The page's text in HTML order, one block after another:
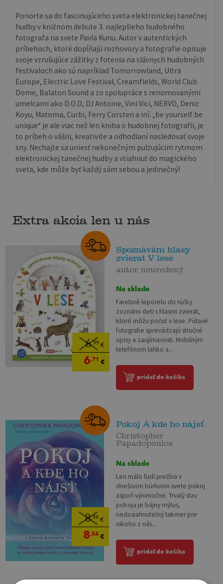
Ponorte sa do fascinujúceho sveta elektronickej tanečnej
hudby v knižnom debute 3. najlepšieho hudobného
fotografa na svete Pavla Kunu. Autor v autentických
príbehoch, ktoré dopĺňajú rozhovory a fotografie opisuje
svoje vzrušujúce zážitky z fotenia na slávnych hudobných
festivaloch ako sú napríklad Tomorrowland, Ultra
Europe, Electric Love Festival, Creamfields, World Club
Dome, Balaton Sound a zo spolupráce s renomovanými
umelcami ako D.O.D, DJ Antoine, Vini Vici, NERVO, Deniz
Koyu, Matoma, Curbi, Ferry Corsten a iní. „be yourself be
unique“ je ale viac než len kniha o hudobnej fotografii, je
to príbeh o vášni, kreativite a odhodlaní nasledovať svoje
sny. Nechajte sa uniesť nekonečným pulzujúcim rytmom
elektronickej tanečnej hudby a vtiahnuť do magického
sveta, kde môže byť každý sám sebou a jedinečný!
Extra akcia len u nás
6,99 €
6,71 €
Spoznávám hlasy
zvierat V lese
autor neuvedený
Na sklade
Farebné leporelo do rúčky
zoznámi deti s hlasmi zvierat,
ktoré môžu počuť v lese. Pútavé
fotografie sprevádzajú stručné
opisy a zaujímavosti. Mobilným
telefónom lahko a...
pridať do košíka
8,99 €
8,54€
Pokoj A kde ho nájsť
Christopher
Papadopoulos
Na sklade
Len málo ľudí prežíva v
dnešnom búrlivom svete pokoj
aspoň výnimočne. Trvalý stav
pokoja je bájny mýtus,
nedosiahnuteľný takmer pre
nikoho z nás....
pridať do košíka